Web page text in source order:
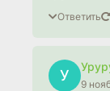
Ответить
У
9